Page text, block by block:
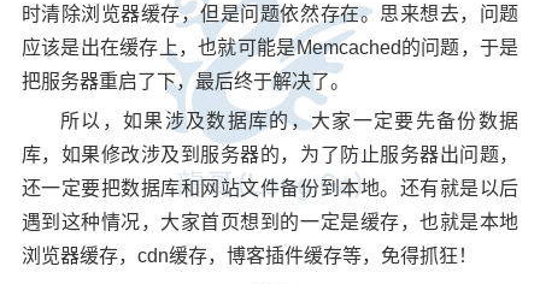
时清除浏览器缓存，但是问题依然存在。思来想去，问题
应该是出在缓存上，也就可能是Memcached的问题，于是
把服务器重启了下，最后终于解决了。
所以，如果涉及数据库的，大家一定要先备份数据
库，如果修改涉及到服务器的，为了防止服务器出问题，
还一定要把数据库和网站文件备份到本地。还有就是以后
遇到这种情况，大家首页想到的一定是缓存，也就是本地
浏览器缓存，cdn缓存，博客插件缓存等，免得抓狂！